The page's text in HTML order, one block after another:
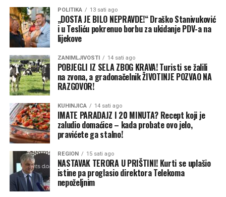
koje nije povezano za Predsjedništvom, nego sa vrhom
SNSD-a i lobiranjem.
“Da ćemo vjerovatno nešto kasnije saznati šta je sve u
stvari založeno kada su u pitanju interesi Republike
Srpske u raznim odlascima u Sjedinjene Američke Države
i lobiranje i davanje određenih stvari vezanih za interese
Republike Srpske da bi se skinule sankcije jednoj osobi, a
generalno kada je u pitanju priča i ono što bi trebalo da
radi srpski član Predsjedništva dovedeno je opet na istu
platformu koja se zove dizanje tenzija, povlačenje
vitalnih nacionalnih interesa odnosno veta i onda
srbovanje u Narodnoj skupštini Republike Srpske”, kaže
Božović.
U opoziciji podsjećaju i na 2014. godinu i aferu dva
POLITIKA 13 sati ago
„DOSTA JE BILO NEPRAVDE!“ Draško Stanivuković
i u Tesliću pokrenuo borbu za ukidanje PDV-a na
lijekove
ZANIMLJIVOSTI 14 sati ago
POBJEGLI IZ SELA ZBOG KRAVA! Turisti se žalili
na zvona, a gradonačelnik ŽIVOTINJE POZVAO NA
RAZGOVOR!
KUHINJICA 14 sati ago
IMATE PARADAJZ I 20 MINUTA? Recept koji je
zaludio domaćice – kada probate ovo jelo,
pravićete ga stalno!
REGION 15 sati ago
NASTAVAK TERORA U PRIŠTINI! Kurti se uplašio
istine pa proglasio direktora Telekoma
nepoželjnim